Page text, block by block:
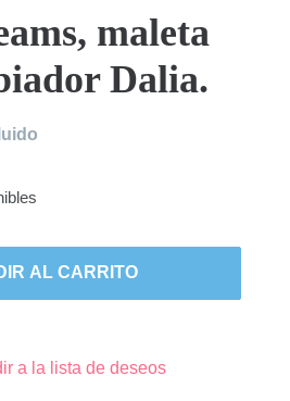
maleta
Dalia.
AL CARRITO
a la lista de deseos